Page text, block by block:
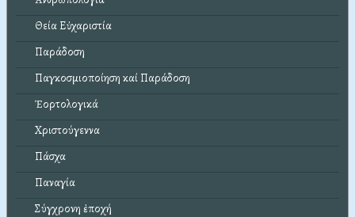
Θεία Εὐχαριστία
Παράδοση
Παγκοσμιοποίηση καί Παράδοση
Ἑορτολογικά
Χριστούγεννα
Πάσχα
Παναγία
Σύγχρονη ἐποχή